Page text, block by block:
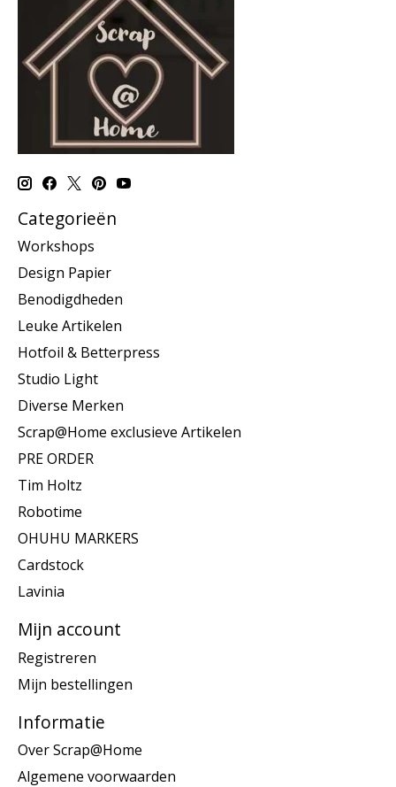
Categorieën
Workshops
Design Papier
Benodigdheden
Leuke Artikelen
Hotfoil & Betterpress
Studio Light
Diverse Merken
Scrap@Home exclusieve Artikelen
PRE ORDER
Tim Holtz
Robotime
OHUHU MARKERS
Cardstock
Lavinia
Mijn account
Registreren
Mijn bestellingen
Informatie
Over Scrap@Home
Algemene voorwaarden